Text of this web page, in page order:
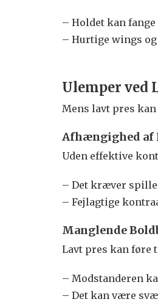
– Holdet kan
– Hurtige wings
Ulemper ved
Mens lavt pres
Afhængighed af
Uden effektive
– Det kræver
– Fejlagtige
Manglende
Lavt pres kan føre
– Modstanderen
– Det kan være